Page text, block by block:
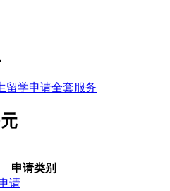
留学申请全套服务
申请类别
请